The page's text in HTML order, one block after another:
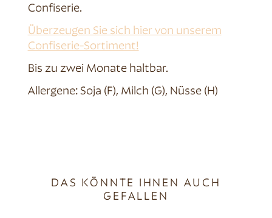
Confiserie.
Überzeugen Sie sich hier von unserem
Confiserie-Sortiment!
Bis zu zwei Monate haltbar.
Allergene: Soja (F), Milch (G), Nüsse (H)
DAS KÖNNTE IHNEN AUCH
GEFALLEN